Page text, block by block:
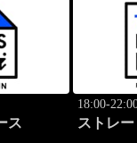
ス
18:00-
ストレ